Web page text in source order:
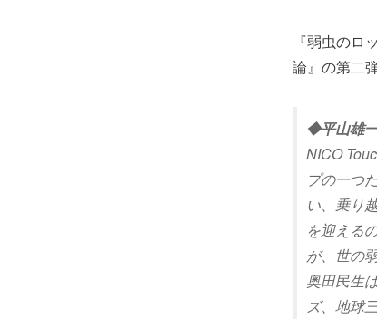
『弱虫の
論』の第二
◆平山雄
NICO
プの一つ
い、乗り
を迎える
が、世の
奥田民生
ズ、地球